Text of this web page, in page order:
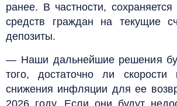
ранее. В частности,
средств граждан на текущие
депозиты.
— Наши дальнейшие решения
того, достаточно ли скорости
снижения инфляции для ее
2026 году. Если они будут